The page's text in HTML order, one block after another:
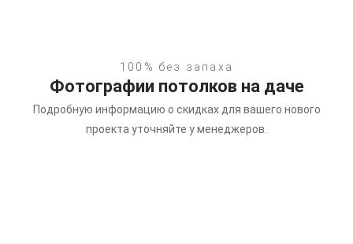
100% без запаха
Фотографии потолков на даче
Подробную информацию о скидках для вашего нового
проекта уточняйте у менеджеров.